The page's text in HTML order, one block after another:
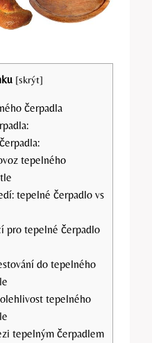
[skrýt]
čerpadla
tepelného
tepelné čerpadlo vs
pro tepelné čerpadlo
do tepelného
tepelného
tepelným čerpadlem